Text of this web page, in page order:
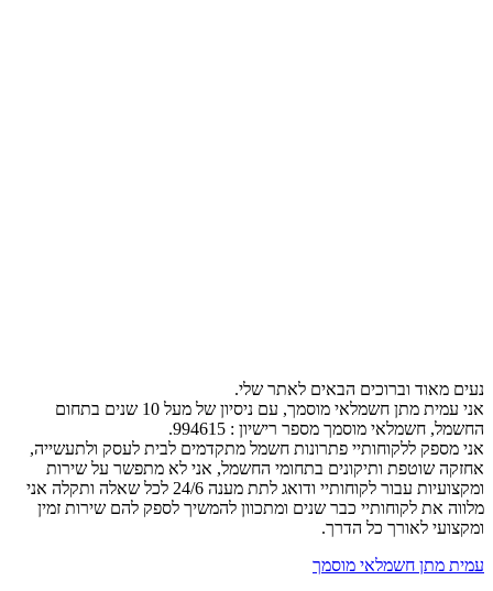
נעים מאוד וברוכים הבאים לאתר שלי.
אני עמית מתן חשמלאי מוסמך, עם ניסיון של מעל 10 שנים בתחום
החשמל, חשמלאי מוסמך מספר רישיון : 994615.
אני מספק ללקוחותיי פתרונות חשמל מתקדמים לבית לעסק ולתעשייה,
אחזקה שוטפת ותיקונים בתחומי החשמל, אני לא מתפשר על שירות
ומקצועיות עבור לקוחותיי ודואג לתת מענה 24/6 לכל שאלה ותקלה אני
מלווה את לקוחותיי כבר שנים ומתכוון להמשיך לספק להם שירות זמין
ומקצועי לאורך כל הדרך.
עמית מתן חשמלאי מוסמך